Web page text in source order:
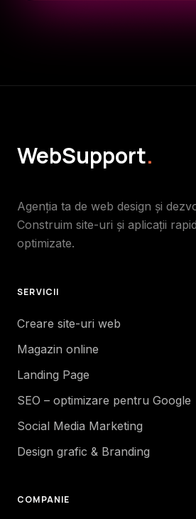
WebSupport.
Agenția ta de web design și
Construim site-uri și aplicații
optimizate.
SERVICII
Creare site-uri web
Magazin online
Landing Page
SEO – optimizare pentru Google
Social Media Marketing
Design grafic & Branding
COMPANIE